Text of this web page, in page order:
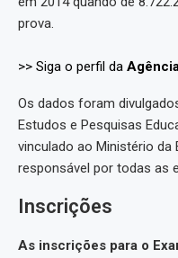
prova.
>> Siga o perfil da
Os dados foram
Estudos e Pesquisas
vinculado ao Ministério da
responsável por todas as
Inscrições
As inscrições para o